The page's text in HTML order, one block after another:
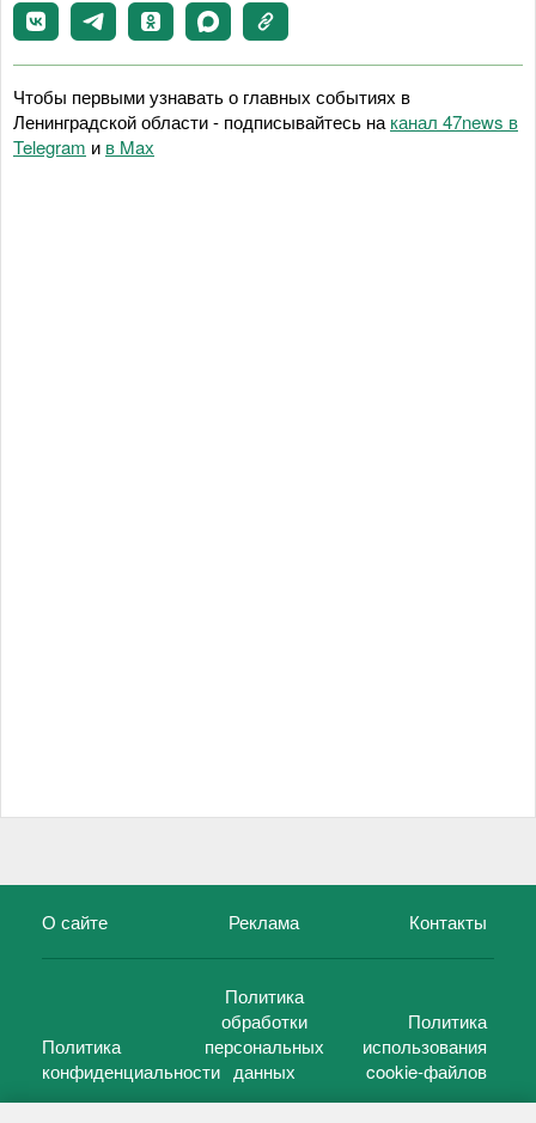
Чтобы первыми узнавать о главных событиях в
Ленинградской области - подписывайтесь на канал 47news в
Telegram и в Maх
О сайте Реклама Контакты
Политика
конфиденциальности
Политика
обработки
персональных
данных
Политика
использования
cookie-файлов